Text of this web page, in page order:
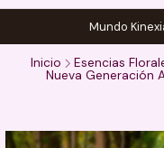
Mundo
Inicio Esencias
Nueva Generación